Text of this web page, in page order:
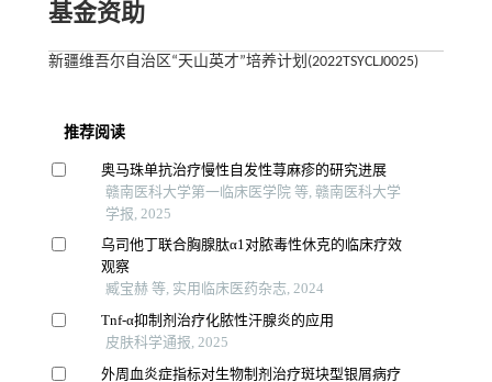
基金资助
新疆维吾尔自治区“天山英才”培养计划(2022TSYCLJ0025)